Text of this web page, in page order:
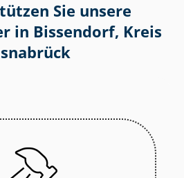
Sie unsere
in Bissendorf, Kreis